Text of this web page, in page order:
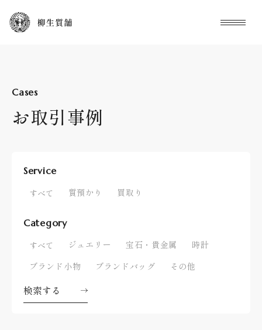
メニュ
お取引事例
Cases
Service
すべて
質預かり 買取り
Category
すべて
ジュエリー 宝石・貴金属
時計
ブランド小物
ブランドバッグ その他
検索する